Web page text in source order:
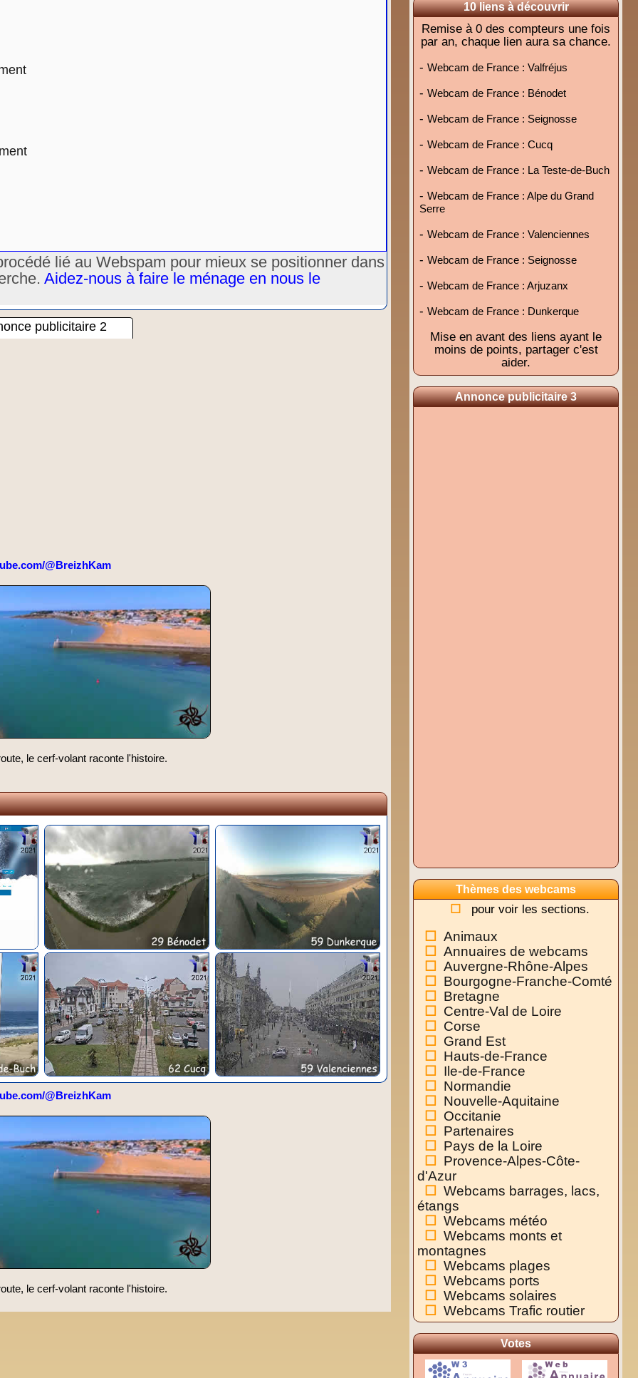
lié au Webspam pour mieux se positionner dans
Aidez-nous à faire le ménage en nous le
publicitaire 2
@BreizhKam
le cerf-volant raconte l'histoire.
@BreizhKam
le cerf-volant raconte l'histoire.
10 liens à découvrir
Remise à 0 des compteurs une fois
par an, chaque lien aura sa chance.
- Webcam de France : Valfréjus
- Webcam de France : Bénodet
- Webcam de France : Seignosse
- Webcam de France : Cucq
- Webcam de France : La Teste-de-Buch
- Webcam de France : Alpe du Grand
Serre
- Webcam de France : Valenciennes
- Webcam de France : Seignosse
- Webcam de France : Arjuzanx
- Webcam de France : Dunkerque
Mise en avant des liens ayant le
moins de points, partager c'est
aider.
Annonce publicitaire 3
Thèmes des webcams
pour voir les sections.
Animaux
Annuaires de webcams
Auvergne-Rhône-Alpes
Bourgogne-Franche-Comté
Bretagne
Centre-Val de Loire
Corse
Grand Est
Hauts-de-France
Ile-de-France
Normandie
Nouvelle-Aquitaine
Occitanie
Partenaires
Pays de la Loire
Provence-Alpes-Côte-
d'Azur
Webcams barrages, lacs,
étangs
Webcams météo
Webcams monts et
montagnes
Webcams plages
Webcams ports
Webcams solaires
Webcams Trafic routier
Votes